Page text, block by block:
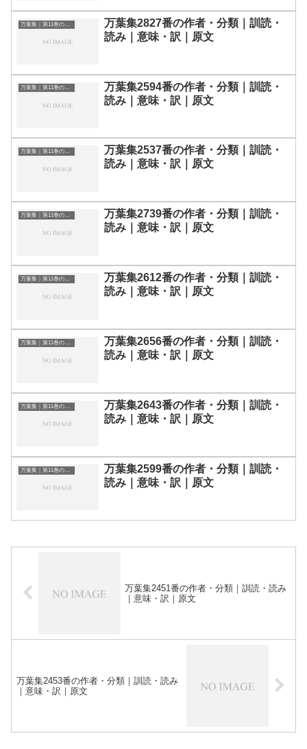
万葉集｜第11巻の和歌一覧
万葉集2827番の作者・分類｜訓読・
読み｜意味・訳｜原文
万葉集｜第11巻の和歌一覧
万葉集2594番の作者・分類｜訓読・
読み｜意味・訳｜原文
万葉集｜第11巻の和歌一覧
万葉集2537番の作者・分類｜訓読・
読み｜意味・訳｜原文
万葉集｜第11巻の和歌一覧
万葉集2739番の作者・分類｜訓読・
読み｜意味・訳｜原文
万葉集｜第11巻の和歌一覧
万葉集2612番の作者・分類｜訓読・
読み｜意味・訳｜原文
万葉集｜第11巻の和歌一覧
万葉集2656番の作者・分類｜訓読・
読み｜意味・訳｜原文
万葉集｜第11巻の和歌一覧
万葉集2643番の作者・分類｜訓読・
読み｜意味・訳｜原文
万葉集｜第11巻の和歌一覧
万葉集2599番の作者・分類｜訓読・
読み｜意味・訳｜原文
万葉集2451番の作者・分類｜訓読・読み
｜意味・訳｜原文
万葉集2453番の作者・分類｜訓読・読み
｜意味・訳｜原文